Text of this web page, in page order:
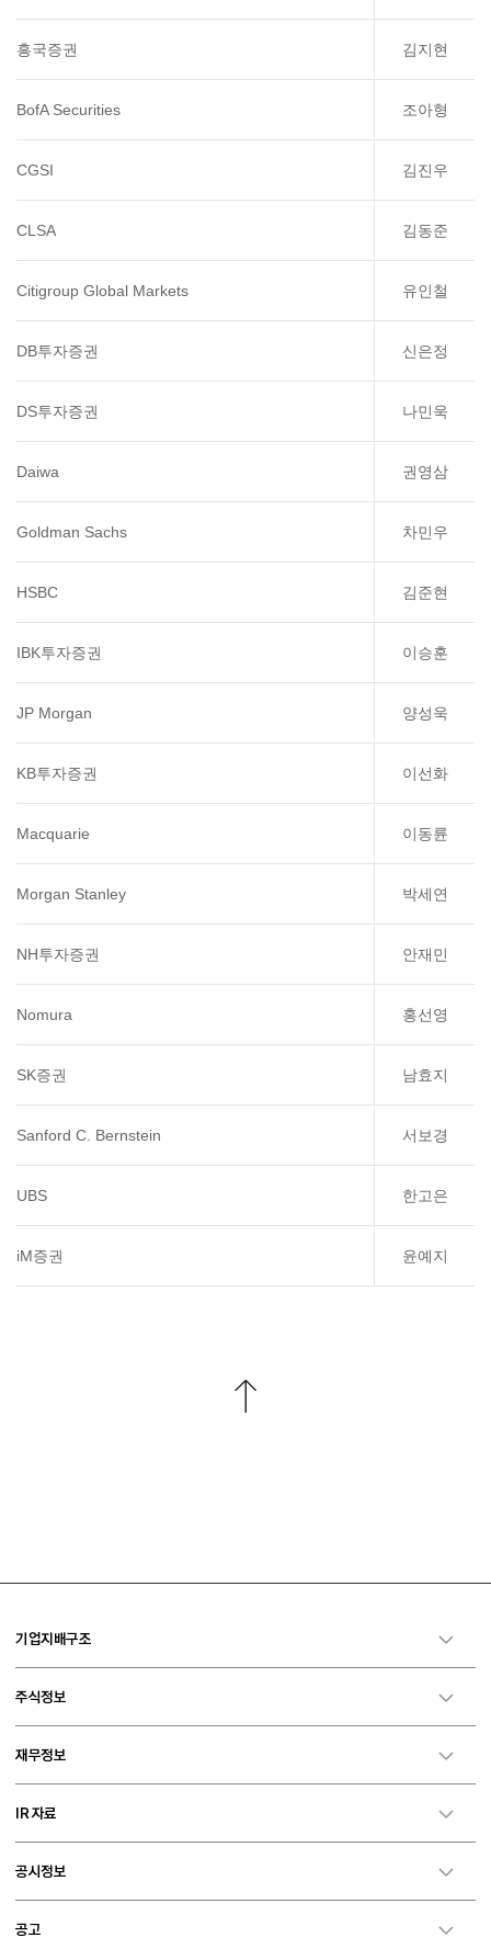
흥국증권 김지현
BofA Securities 조아형
CGSI 김진우
CLSA 김동준
Citigroup Global Markets 유인철
DB투자증권 신은정
DS투자증권 나민욱
Daiwa 권영삼
Goldman Sachs 차민우
HSBC 김준현
IBK투자증권 이승훈
JP Morgan 양성욱
KB투자증권 이선화
Macquarie 이동륜
Morgan Stanley 박세연
NH투자증권 안재민
Nomura 홍선영
SK증권 남효지
Sanford C. Bernstein 서보경
UBS 한고은
iM증권 윤예지
기업지배구조
주식정보
재무정보
IR 자료
공시정보
공고